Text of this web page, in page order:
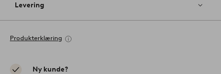
Levering
Produkterklæring
Ny kunde?